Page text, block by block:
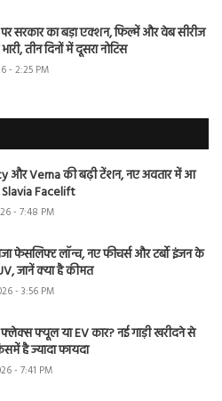
सरकार का बड़ा एक्शन, फिल्में और वेब सीरीज
तीन दिनों में दूसरा नोटिस
- 2:25 PM
और Verna की बढ़ी टेंशन, नए अवतार में आ
Slavia Facelift
- 7:48 PM
फेसलिफ्ट लॉन्च, नए फीचर्स और टर्बो इंजन के
जानें क्या है कीमत
- 3:56 PM
फ्लेक्स फ्यूल या EV कार? नई गाड़ी खरीदने से
है ज्यादा फायदा
- 7:41 PM